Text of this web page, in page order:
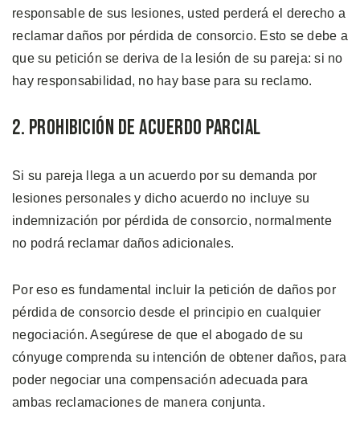
responsable de sus lesiones, usted perderá el derecho a
reclamar daños por pérdida de consorcio. Esto se debe a
que su petición se deriva de la lesión de su pareja: si no
hay responsabilidad, no hay base para su reclamo.
2. Prohibición de Acuerdo Parcial
Si su pareja llega a un acuerdo por su demanda por
lesiones personales y dicho acuerdo no incluye su
indemnización por pérdida de consorcio, normalmente
no podrá reclamar daños adicionales.
Por eso es fundamental incluir la petición de daños por
pérdida de consorcio desde el principio en cualquier
negociación. Asegúrese de que el abogado de su
cónyuge comprenda su intención de obtener daños, para
poder negociar una compensación adecuada para
ambas reclamaciones de manera conjunta.